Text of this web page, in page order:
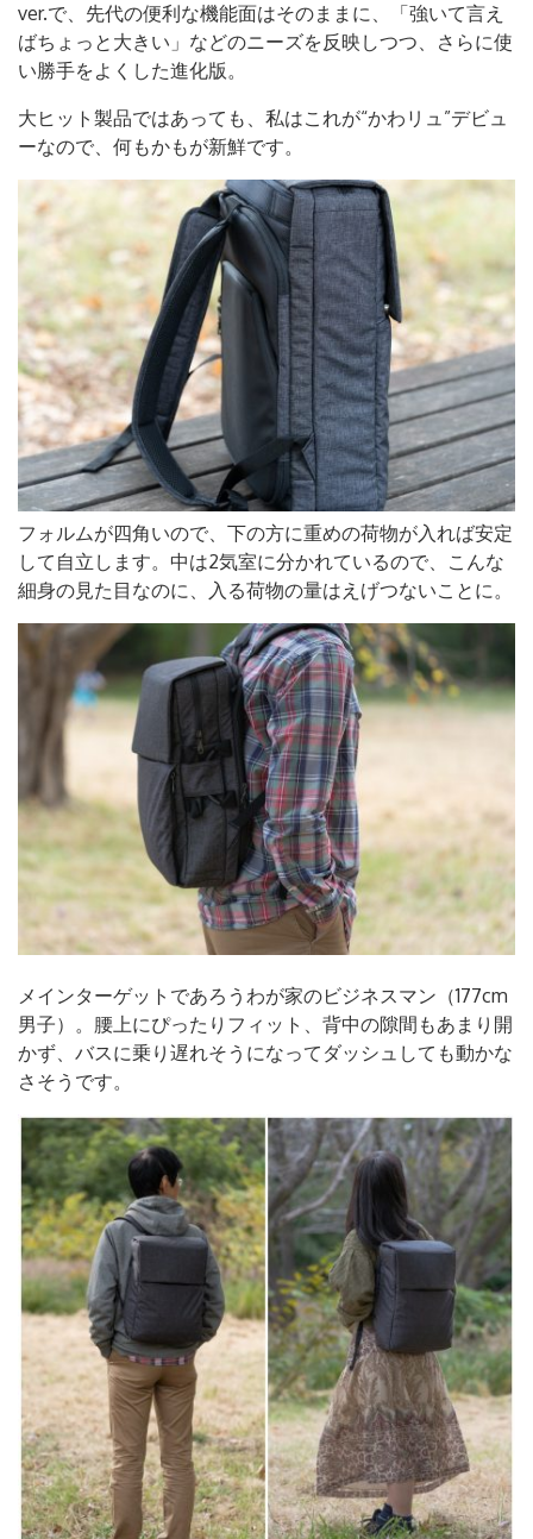
ver.で、先代の便利な機能面はそのままに、「強いて言え
ばちょっと大きい」などのニーズを反映しつつ、さらに使
い勝手をよくした進化版。
大ヒット製品ではあっても、私はこれが“かわリュ”デビュ
ーなので、何もかもが新鮮です。
フォルムが四角いので、下の方に重めの荷物が入れば安定
して自立します。中は2気室に分かれているので、こんな
細身の見た目なのに、入る荷物の量はえげつないことに。
メインターゲットであろうわが家のビジネスマン（177cm
男子）。腰上にぴったりフィット、背中の隙間もあまり開
かず、バスに乗り遅れそうになってダッシュしても動かな
さそうです。